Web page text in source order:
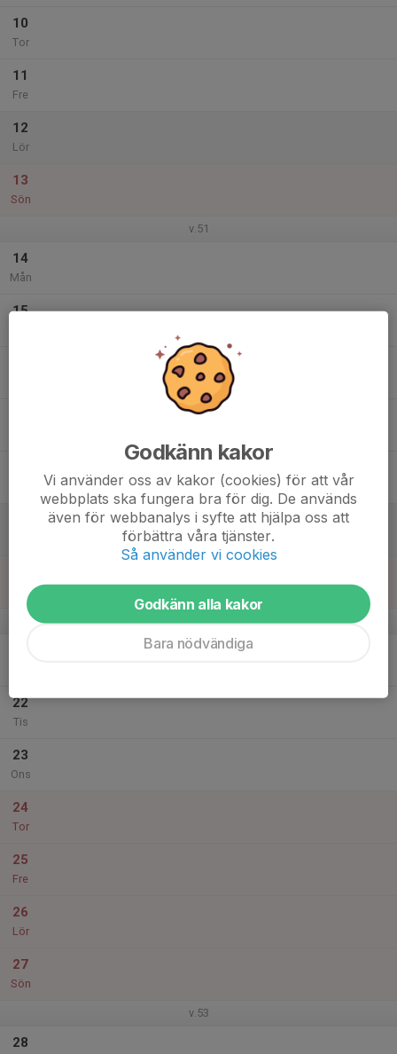
10
Tor
11
Fre
12
Lör
13
Sön
v.51
14
Mån
15
Sön
v.52
22
Tis
23
Ons
24
Tor
25
Fre
26
Lör
27
Sön
v.53
28
Godkänn kakor
Vi använder oss av kakor (cookies) för att vår
webbplats ska fungera bra för dig. De används
även för webbanalys i syfte att hjälpa oss att
förbättra våra tjänster.
Så använder vi cookies
Godkänn alla kakor
Bara nödvändiga